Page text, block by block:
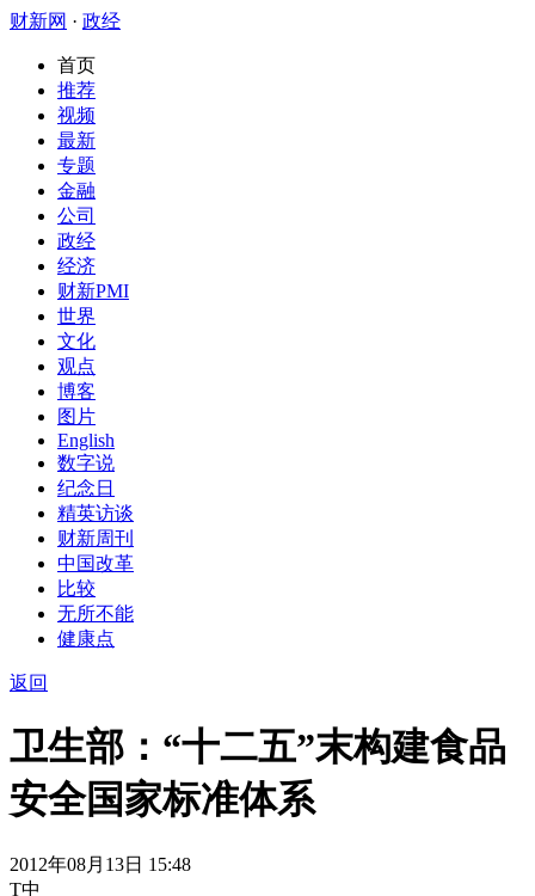
财新网 · 政经
首页
推荐
视频
最新
专题
金融
公司
政经
经济
财新PMI
世界
文化
观点
博客
图片
English
数字说
纪念日
精英访谈
财新周刊
中国改革
比较
无所不能
健康点
返回
卫生部：“十二五”末构建食品
安全国家标准体系
2012年08月13日 15:48
T中